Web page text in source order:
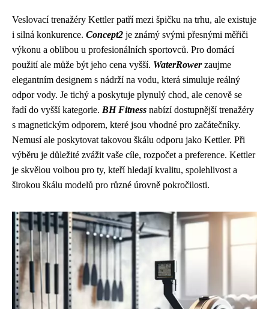
Veslovací trenažéry Kettler patří mezi špičku na trhu, ale existuje
i silná konkurence. Concept2 je známý svými přesnými měřiči
výkonu a oblibou u profesionálních sportovců. Pro domácí
použití ale může být jeho cena vyšší. WaterRowerzaujme
elegantním designem s nádrží na vodu, která simuluje reálný
odpor vody. Je tichý a poskytuje plynulý chod, ale cenově se
řadí do vyšší kategorie. BH Fitness nabízí dostupnější trenažéry
s magnetickým odporem, které jsou vhodné pro začátečníky.
Nemusí ale poskytovat takovou škálu odporu jako Kettler. Při
výběru je důležité zvážit vaše cíle, rozpočet a preference. Kettler
je skvělou volbou pro ty, kteří hledají kvalitu, spolehlivost a
širokou škálu modelů pro různé úrovně pokročilosti.